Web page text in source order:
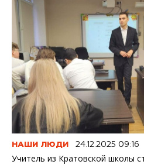
НАШИ ЛЮДИ 24.12.2025 09:16
Учитель из Кратовской школы